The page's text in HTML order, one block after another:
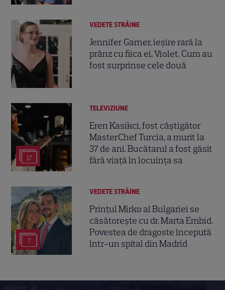
VEDETE STRĂINE
Jennifer Garner, ieșire rară la
prânz cu fiica ei, Violet. Cum au
fost surprinse cele două
17
TELEVIZIUNE
Eren Kasikci, fost câștigător
MasterChef Turcia, a murit la
37 de ani. Bucătarul a fost găsit
fără viață în locuința sa
7
VEDETE STRĂINE
Prințul Mirko al Bulgariei se
căsătorește cu dr. Marta Embid.
Povestea de dragoste începută
într-un spital din Madrid